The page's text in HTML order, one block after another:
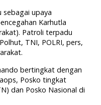
sebagai upaya
Karhutla
Patroli terpadu
TNI, POLRI, pers,
bertingkat dengan
Posko tingkat
dan Posko Nasional di